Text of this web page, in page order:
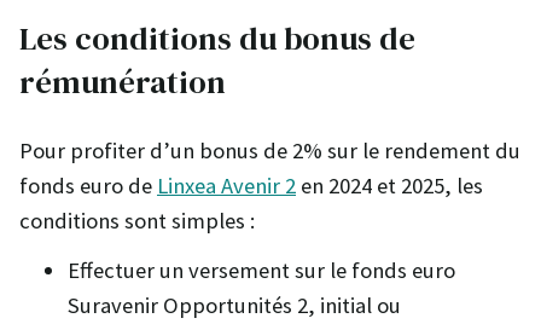
Les conditions du bonus de
rémunération
Pour profiter d’un bonus de 2% sur le rendement du
fonds euro de Linxea Avenir 2 en 2024 et 2025, les
conditions sont simples :
Effectuer un versement sur le fonds euro
Suravenir Opportunités 2, initial ou